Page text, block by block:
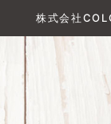
株式会社